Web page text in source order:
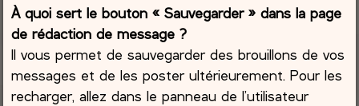
À quoi sert le bouton « Sauvegarder » dans la page
de rédaction de message ?
Il vous permet de sauvegarder des brouillons de vos
messages et de les poster ultérieurement. Pour les
recharger, allez dans le panneau de l’utilisateur